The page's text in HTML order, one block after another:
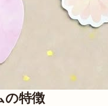
の特徴